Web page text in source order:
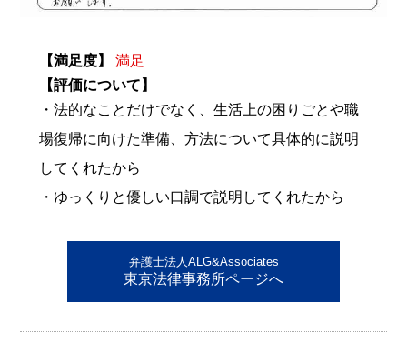
【満足度】
満足
【評価について】
・法的なことだけでなく、生活上の困りごとや職
場復帰に向けた準備、方法について具体的に説明
してくれたから
・ゆっくりと優しい口調で説明してくれたから
弁護士法人ALG&Associates
東京法律事務所ページへ